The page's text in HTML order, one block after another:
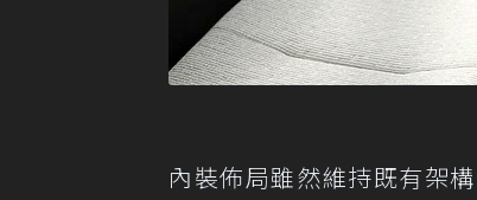
內裝佈局雖然維持既有架